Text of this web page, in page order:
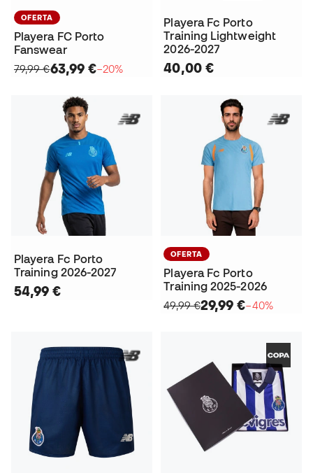
OFERTA
Playera FC Porto
Fanswear
79,99 €63,99 €−20%
Playera Fc Porto
Training Lightweight
2026-2027
40,00 €
Playera Fc Porto
Training 2026-2027
54,99 €
OFERTA
Playera Fc Porto
Training 2025-2026
49,99 €29,99 €−40%